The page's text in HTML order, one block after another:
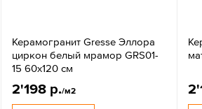
Керамогранит Gresse Эллора
циркон белый мрамор GRS01-
15 60х120 см
2'198 р./м2